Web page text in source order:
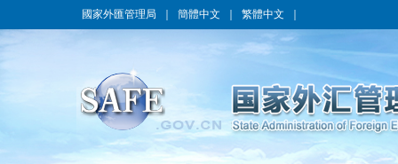
國家外匯管理局 簡體中文 繁體中文